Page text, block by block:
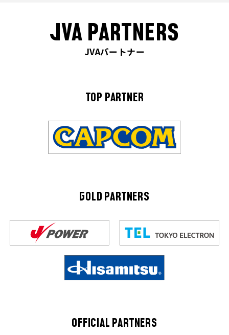
JVA PARTNERS
JVAパートナー
TOP PARTNER
GOLD PARTNERS
OFFICIAL PARTNERS